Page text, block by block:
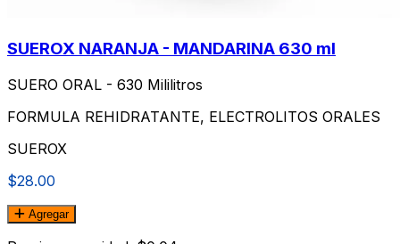
SUEROX NARANJA - MANDARINA 630 ml
SUERO ORAL - 630 Mililitros
FORMULA REHIDRATANTE, ELECTROLITOS ORALES
SUEROX
$28.00
Agregar